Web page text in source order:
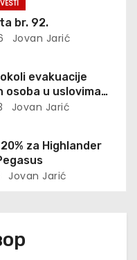
VESTI
br. 92.
Jovan Jarić
evakuacije
osoba u uslovima
Jovan Jarić
za Highlander
Jovan Jarić